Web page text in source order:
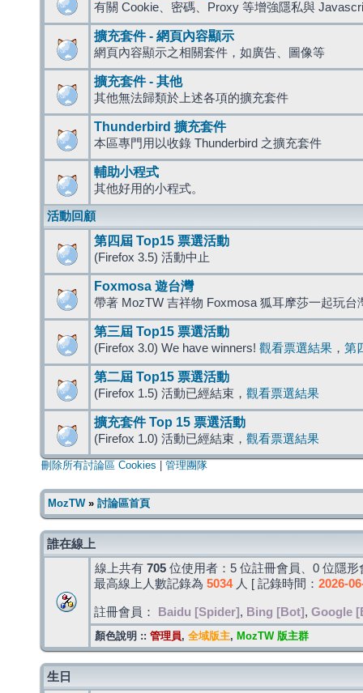
有關 Cookie、密碼、Proxy 等增強隱私與
擴充套件 - 網頁內容顯示
網頁內容顯示之相關套件，如廣告、圖像等
擴充套件 - 其他
其他無法歸類於上述各項的擴充套件
Thunderbird 擴充套件
本區專門用以收錄 Thunderbird 之擴充套件
輔助小程式
其他好用的小程式。
活動回顧
第四屆 Top15 票選活動
(Firefox 3.5) 活動中止
Foxmosa 遊台灣
帶著 MozTW 吉祥物 Foxmosa 狐耳摩莎一起玩台
第三屆 Top15 票選活動
(Firefox 3.0) We have winners! 觀看票選結果 ， 第
第二屆 Top15 票選活動
(Firefox 1.5) 活動已經結束， 觀看票選結果
擴充套件 Top 15 票選活動
(Firefox 1.0) 活動已經結束， 觀看票選結果
刪除所有討論區 Cookies 管理團隊
MozTW» 討論區首頁
誰在線上
線上共有 705 位使用者：5 位註冊會員、0 位隱
最高線上人數記錄為 5034人 [ 記錄時間： 2026-
註冊會員： Baidu [Spider] , Bing [Bot] , Google
顏色說明 :: 管理員, 全域版主, MozTW 版主群
生日